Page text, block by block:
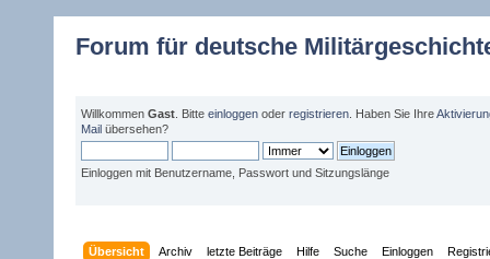
Forum für deutsche
Willkommen Gast . Bitte einloggen oder registrieren . Haben Sie Ihre
Mail übersehen?
Einloggen mit Benutzername, Passwort und Sitzungslänge
Übersicht Archiv letzte Beiträge Hilfe Suche Einloggen